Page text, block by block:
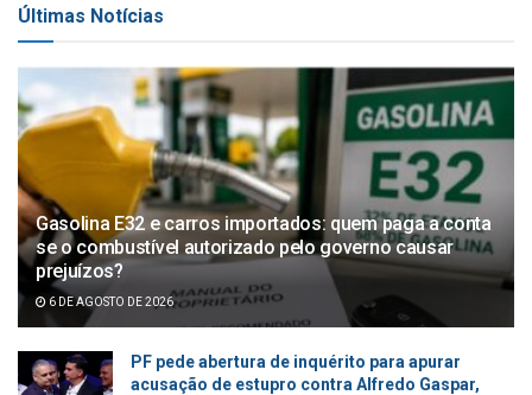
Últimas Notícias
Gasolina E32 e carros importados: quem paga a conta
se o combustível autorizado pelo governo causar
prejuízos?
6 DE AGOSTO DE 2026
PF pede abertura de inquérito para apurar
acusação de estupro contra Alfredo Gaspar,